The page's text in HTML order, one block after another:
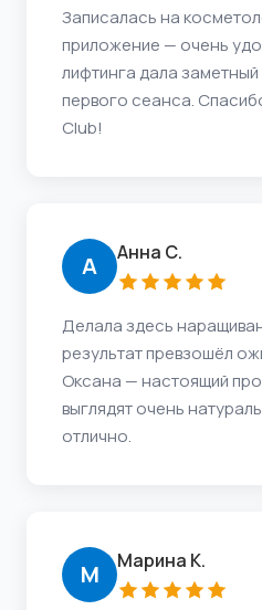
Записалась на
приложение — очень
лифтинга дала
первого сеанса.
Club!
А Анна С.
Делала здесь
результат превзошёл
Оксана — настоящий
выглядят очень
отлично.
М Марина К.